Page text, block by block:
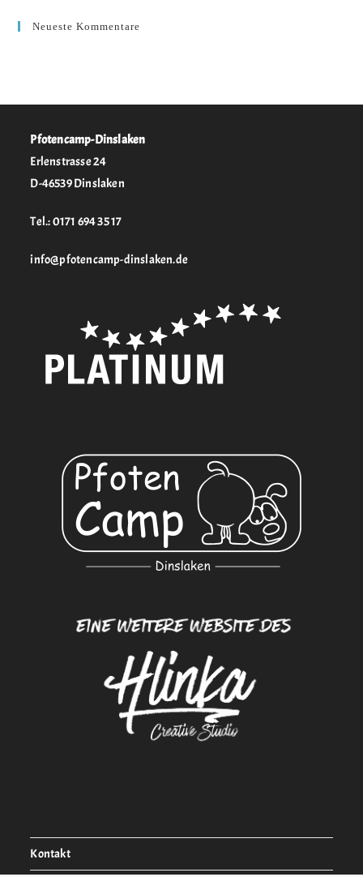
Neueste Kommentare
Pfotencamp-Dinslaken
Erlenstrasse 24
D-46539 Dinslaken
Tel.: 0171 694 35 17
info@pfotencamp-dinslaken.de
Kontakt